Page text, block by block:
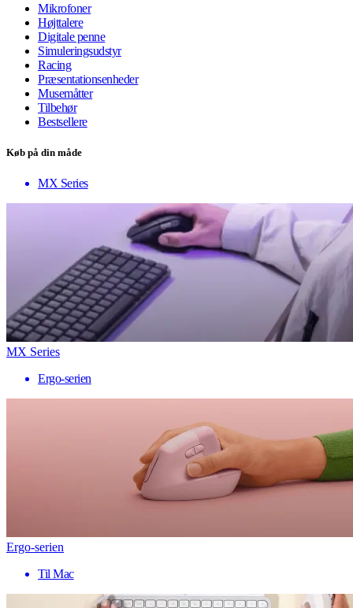
Mikrofoner
Højttalere
Digitale penne
Simuleringsudstyr
Racing
Præsentationsenheder
Musemåtter
Tilbehør
Bestsellere
Køb på din måde
MX Series
MX Series
Ergo-serien
Ergo-serien
Til Mac